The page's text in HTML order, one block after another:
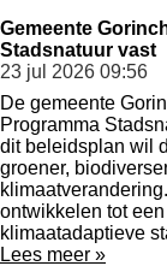
Gemeente
Stadsnatuur vast
23 jul 2026 09:56
De gemeente
Programma
dit beleidsplan wil
groener,
ontwikkelen tot
klimaatadaptieve
Lees meer »